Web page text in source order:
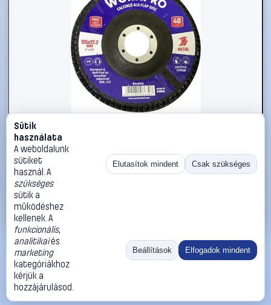
#3221891
WorkPro WP407521 Legyezős csiszolókorong Ø 125 mm
10 db
WorkPro Csiszolókorong
11 990 Ft
Kosárba
«
Ugrás:
Méret:
Rendezés:
©2026
ThermoScope
ÁSZF
Cégbemutató
Sütik
használata
A weboldalunk
sütiket
használ. A
szükséges
sütik a
működéshez
kellenek. A
funkcionális,
analitikaiés
marketing
kategóriákhoz
kérjük a
hozzájárulásod.
Elutasítok mindent Csak szükséges
Beállítások Elfogadok mindent